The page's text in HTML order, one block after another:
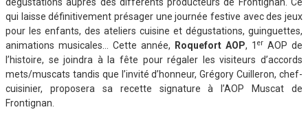
qui laisse définitivement présager une journée festive avec des jeux
pour les enfants, des ateliers cuisine et dégustations, guinguettes,
animations musicales… Cette année,
Roquefort AOP, 1 er AOP de
l’histoire, se joindra à la fête pour régaler les visiteurs d’accords
mets/muscats tandis que l’invité d’honneur, Grégory Cuilleron, chef-
cuisinier, proposera sa recette signature à l’AOP Muscat de
Frontignan.